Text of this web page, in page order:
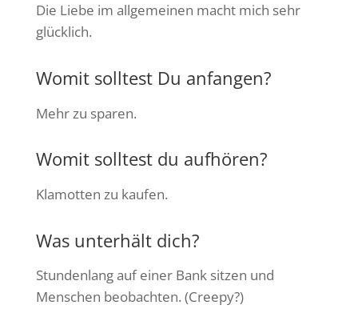
Die Liebe im allgemeinen macht mich sehr
glücklich.
Womit solltest Du anfangen?
Mehr zu sparen.
Womit solltest du aufhören?
Klamotten zu kaufen.
Was unterhält dich?
Stundenlang auf einer Bank sitzen und
Menschen beobachten. (Creepy?)